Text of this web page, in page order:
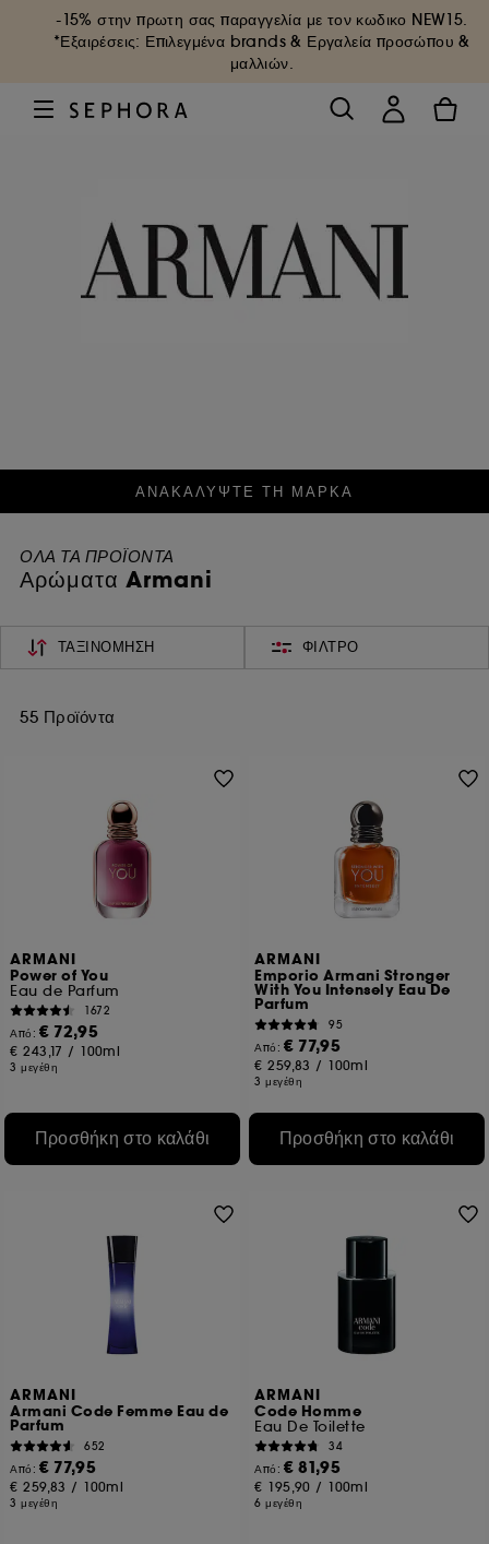
-15% στην πρωτη σας παραγγελία με τον κωδικο NEW15.
*Εξαιρέσεις: Επιλεγμένα brands & Εργαλεία προσώπου &
μαλλιών.
ΑΝΑΚΑΛΥΨΤΕ ΤΗ ΜΑΡΚΑ
ΟΛΑ ΤΑ ΠΡΟΪΟΝΤΑ
Αρώματα Armani
ΤΑΞΙΝΌΜΗΣΗ ΦΊΛΤΡΟ
55 Προϊόντα
ARMANI
Power of You
Eau de Parfum
1672
Από:€ 72,95
€ 243,17 / 100ml
3 μεγέθη
Προσθήκη στο καλάθι
ARMANI
Emporio Armani Stronger
With You Intensely Eau De
Parfum
95
Από:€ 77,95
€ 259,83 / 100ml
3 μεγέθη
Προσθήκη στο καλάθι
ARMANI
Armani Code Femme Eau de
Parfum
652
Από:€ 77,95
€ 259,83 / 100ml
3 μεγέθη
ARMANI
Code Homme
Eau De Toilette
34
Από:€ 81,95
€ 195,90 / 100ml
6 μεγέθη